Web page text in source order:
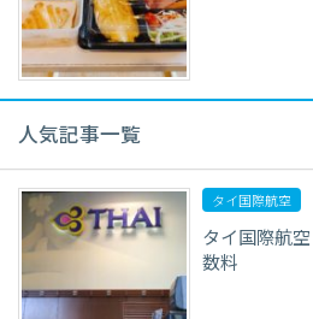
人気記事一覧
タイ国際航空
タイ国際航
数料